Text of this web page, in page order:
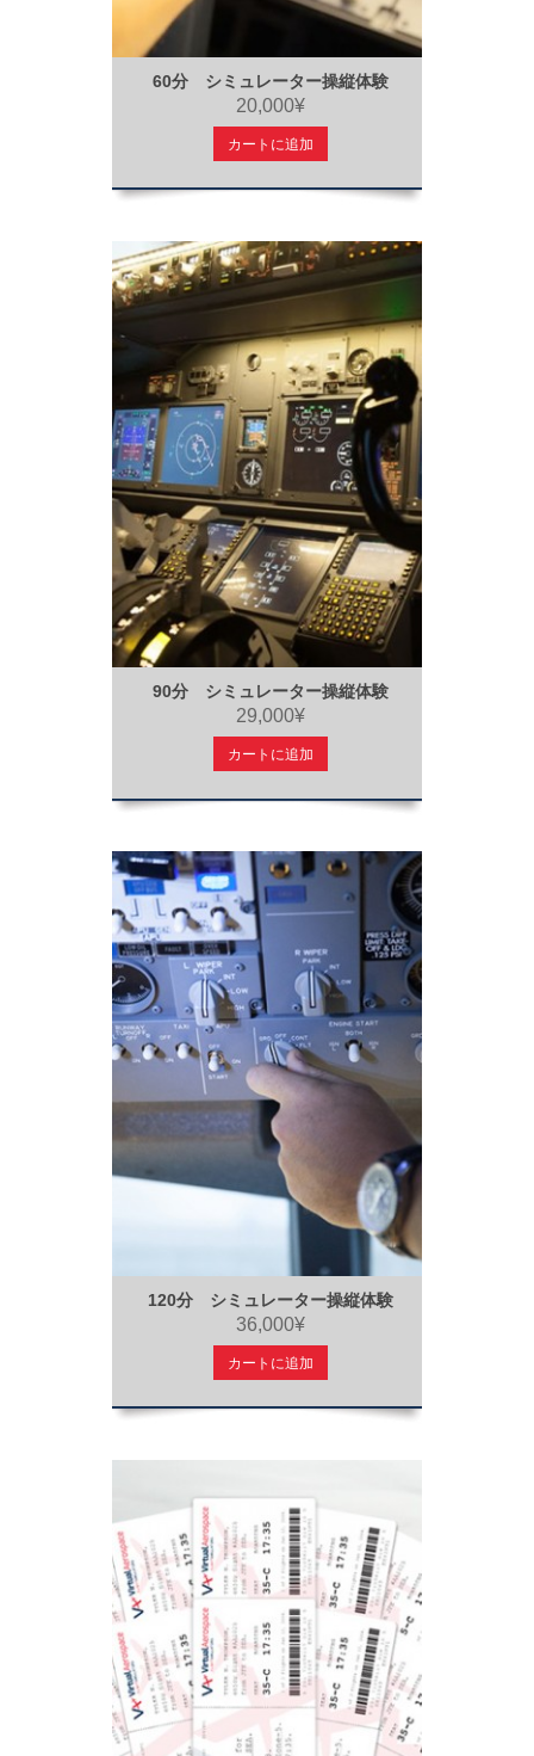
60分 シミュレーター操縦体験
20,000¥
カートに追加
90分 シミュレーター操縦体験
29,000¥
カートに追加
120分 シミュレーター操縦体験
36,000¥
カートに追加